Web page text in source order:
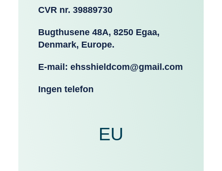
CVR nr. 39889730
Bugthusene 48A, 8250 Egaa,
Denmark, Europe.
E-mail: ehsshieldcom@gmail.com
Ingen telefon
EU